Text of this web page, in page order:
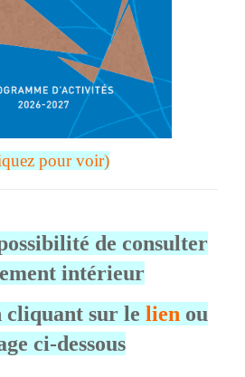
pour voir)
de consulter
intérieur
cliquant sur le lien ou
ci-dessous